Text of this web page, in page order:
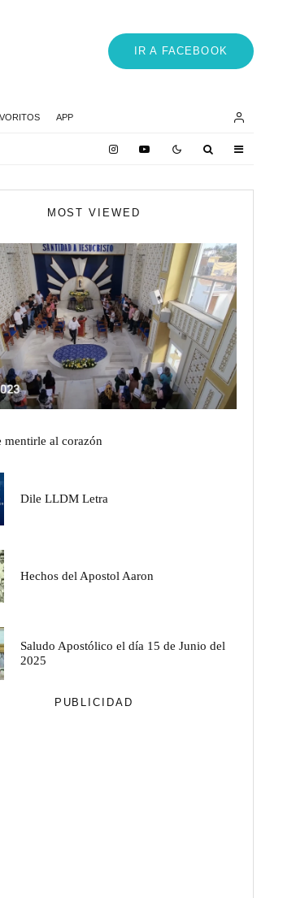
IR A FACEBOOK
APP
MOST VIEWED
mentirle al corazón
Dile LLDM Letra
Hechos del Apostol Aaron
Saludo Apostólico el día 15 de Junio del
2025
PUBLICIDAD